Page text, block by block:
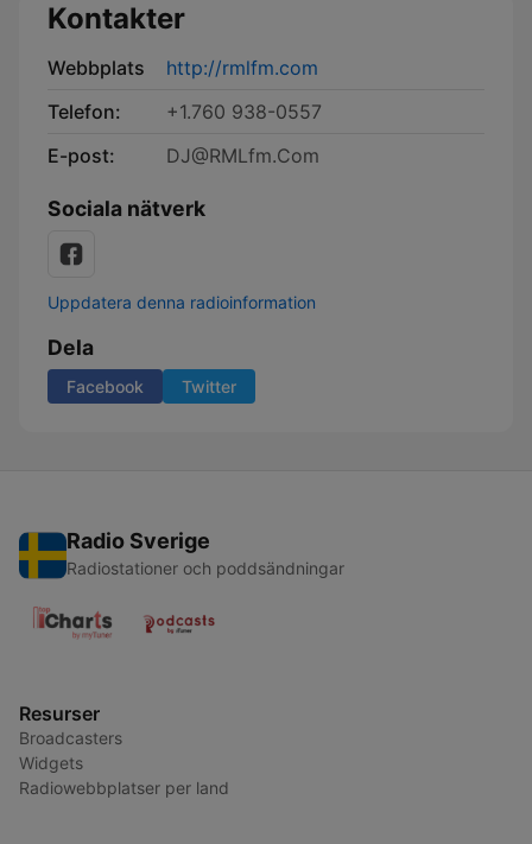
Kontakter
Webbplats
http://rmlfm.com
Telefon:
+1.760 938-0557
E-post:
DJ@RMLfm.Com
Sociala nätverk
Uppdatera denna radioinformation
Dela
Facebook Twitter
Radio Sverige
Radiostationer och poddsändningar
Resurser
Broadcasters
Widgets
Radiowebbplatser per land